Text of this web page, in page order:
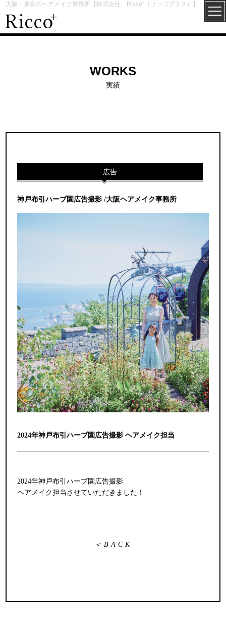
大阪・東京のヘアメイク事務所【株式会社 Ricco⁺（リッコプラス）】
WORKS
実績
広告
神戸布引ハーブ園広告撮影 /大阪ヘアメイク事務所
2024年神戸布引ハーブ園広告撮影 ヘアメイク担当
2024年神戸布引ハーブ園広告撮影
ヘアメイク担当させていただきました！
＜BACK